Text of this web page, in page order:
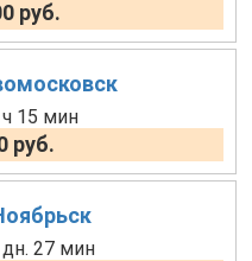
руб.
15 мин
руб.
27 мин